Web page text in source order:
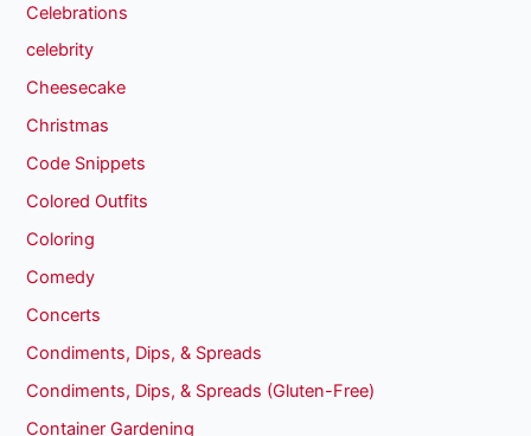
Celebrations
celebrity
Cheesecake
Christmas
Code Snippets
Colored Outfits
Coloring
Comedy
Concerts
Condiments, Dips, & Spreads
Condiments, Dips, & Spreads (Gluten-Free)
Container Gardening